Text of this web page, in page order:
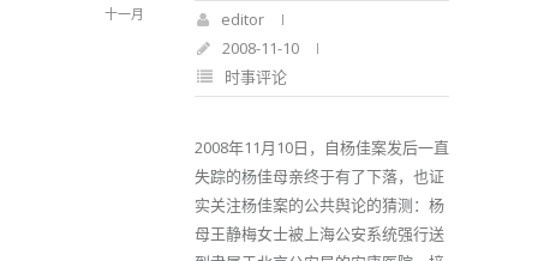
十一月
editor
2008-11-10
时事评论
2008年11月10日，自杨佳案发后一直
失踪的杨佳母亲终于有了下落，也证
实关注杨佳案的公共舆论的猜测：杨
母王静梅女士被上海公安系统强行送